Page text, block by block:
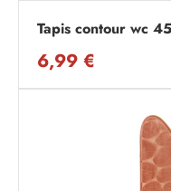
Tapis contour wc
6,99 €